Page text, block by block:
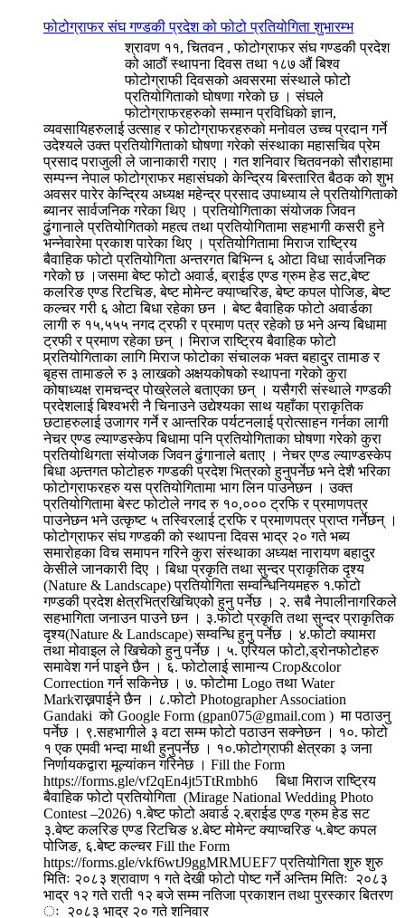
फोटोग्राफर संघ गण्डकी प्रदेश को फोटो प्रतियोगिता शुभारम्भ
श्रावण ११, चितवन , फोटोग्राफर संघ गण्डकी प्रदेश
को आठौं स्थापना दिवस तथा १८७ औं बिश्व
फोटोग्राफी दिवसको अवसरमा संस्थाले फोटो
प्रतियोगिताको घोषणा गरेको छ । संघले
फोटोग्राफरहरुको सम्मान प्रविधिको ज्ञान,
व्यवसायिहरुलाई उत्साह र फोटोग्राफरहरुको मनोवल उच्च प्रदान गर्ने
उदेश्यले उक्त प्रतियोगिताको घोषणा गरेको संस्थाका महासचिव प्रेम
प्रसाद पराजुली ले जानाकारी गराए । गत शनिवार चितवनको सौराहामा
सम्पन्न नेपाल फोटोग्राफर महासंघको केन्द्रिय बिस्तारित बैठक को शुभ
अवसर पारेर केन्द्रिय अध्यक्ष महेन्द्र प्रसाद उपाध्याय ले प्रतियोगिताको
ब्यानर सार्वजनिक गरेका थिए । प्रतियोगिताका संयोजक जिवन
ढुंगानाले प्रतियोगितको महत्व तथा प्रतियोगितामा सहभागी कसरी हुने
भन्नेवारेमा प्रकाश पारेका थिए । प्रतियोगितामा मिराज राष्ट्रिय
बैवाहिक फोटो प्रतियोगिता अन्तरगत बिभिन्न ६ ओटा विधा सार्वजनिक
गरेको छ ।जसमा बेष्ट फोटो अवार्ड, ब्राईड एण्ड ग्रुम हेड सट,बेष्ट
कलरिङ एण्ड रिटचिङ, बेष्ट मोमेन्ट क्याप्चरिङ, बेष्ट कपल पोजिङ, बेष्ट
कल्चर गरी ६ ओटा बिधा रहेका छन । बेष्ट बैवाहिक फोटो अवार्डका
लागी रु १५,५५५ नगद ट्रफी र प्रमाण पत्र रहेको छ भने अन्य बिधामा
ट्रफी र प्रमाण रहेका छन् । मिराज राष्ट्रिय बैवाहिक फोटो
प्र्रतियोगिताका लागि मिराज फोटोका संचालक भक्त बहादुर तामाङ र
बृहस तामाङले रु ३ लाखको अक्षयकोषको स्थापना गरेको कुरा
कोषाध्यक्ष रामचन्द्र पोख्रेलले बताएका छन् । यसैगरी संस्थाले गण्डकी
प्रदेशलाई बिश्वभरी नै चिनाउने उद्येश्यका साथ यहाँका प्राकृतिक
छटाहरुलाई उजागर गर्ने र आन्तरिक पर्यटनलाई प्रोत्साहन गर्नका लागी
नेचर एण्ड ल्याण्डस्केप बिधामा पनि प्रतियोगिताका घोषणा गरेको कुरा
प्रतियोथिगता संयोजक जिवन ढुंगानाले बताए । नेचर एण्ड ल्याण्डस्केप
बिधा अन्र्तगत फोटोहरु गण्डकी प्रदेश भित्रको हुनुपर्नेछ भने देशै भरिका
फोटोग्राफरहरु यस प्रतियोगितामा भाग लिन पाउनेछन । उक्त
प्रतियोगितामा बेस्ट फोटोले नगद रु १०,००० ट्रफि र प्रमाणपत्र
पाउनेछन भने उत्कृष्ट ५ तस्विरलाई ट्रफि र प्रमाणपत्र प्राप्त गर्नेछन् ।
फोटोग्राफर संघ गण्डकी को स्थापना दिवस भाद्र २० गते भब्य
समारोहका विच समापन गरिने कुरा संस्थाका अध्यक्ष नारायण बहादुर
केसीले जानकारी दिए । बिधा प्रकृति तथा सुन्दर प्राकृतिक दृश्य
(Nature & Landscape) प्रतियोगिता सम्वन्धिनियमहरु १.फोटो
गण्डकी प्रदेश क्षेत्रभित्रखिचिएकोे हुनु पर्नेछ । २. सबै नेपालीनागरिकले
सहभागिता जनाउन पाउने छन । ३.फोटो प्रकृति तथा सुन्दर प्राकृतिक
दृश्य(Nature & Landscape) सम्वन्धि हुनु पर्नेछ । ४.फोटो क्यामरा
तथा मोवाइल ले खिचेको हुनु पर्नेछ । ५. एरियल फोटो,ड्रोनफोटोहरु
समावेश गर्न पाइने छैन । ६. फोटोलाई सामान्य Crop&color
Correction गर्न सकिनेछ । ७. फोटोमा Logo तथा Water
Markराख्नपाईने छैन । ८.फोटो Photographer Association
Gandaki को Google Form (gpan075@gmail.com ) मा पठाउनु
पर्नेछ । ९.सहभागीले ३ वटा सम्म फोटो पठाउन सक्नेछन । १०. फोटो
१ एक एमवी भन्दा माथी हुनुपर्नेछ । १०.फोटोग्राफी क्षेत्रका ३ जना
निर्णायकद्वारा मूल्यांकन गरिनेछ । Fill the Form
https://forms.gle/vf2qEn4jt5TtRmbh6 बिधा मिराज राष्ट्रिय
बैवाहिक फोटो प्रतियोगिता (Mirage National Wedding Photo
Contest –2026) १.बेष्ट फोटो अवार्ड २.ब्राईड एण्ड ग्रुम हेड सट
३.बेष्ट कलरिङ एण्ड रिटचिङ ४.बेष्ट मोमेन्ट क्याप्चरिङ ५.बेष्ट कपल
पोजिङ, ६.बेष्ट कल्चर Fill the Form
https://forms.gle/vkf6wtJ9ggMRMUEF7 प्रतियोगिता शुरु शुरु
मितिः २०८३ श्रावाण १ गते देखी फोटो पोष्ट गर्ने अन्तिम मितिः २०८३
भाद्र १२ गते राती १२ बजे सम्म नतिजा प्रकाशन तथा पुरस्कार बितरण
ः २०८३ भाद्र २० गते शनिवार